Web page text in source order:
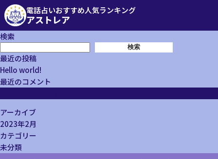
電話占いおすすめ人気ランキング
アストレア
検索
検索
最近の投稿
Hello world!
最近のコメント
アーカイブ
2023年2月
カテゴリー
未分類